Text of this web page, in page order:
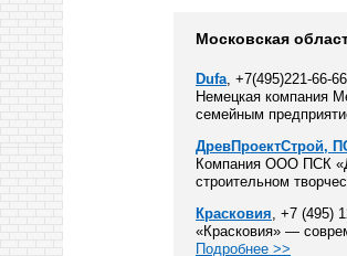
Московская
Dufa, +7(495)221-66-66
Немецкая компания
семейным
ДревПроектСтрой,
Компания ООО ПСК
строительном
Красковия, +7 (495)
«Красковия» —
Подробнее >>